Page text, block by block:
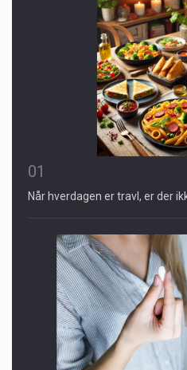
01
Når hverdagen er travl, er der